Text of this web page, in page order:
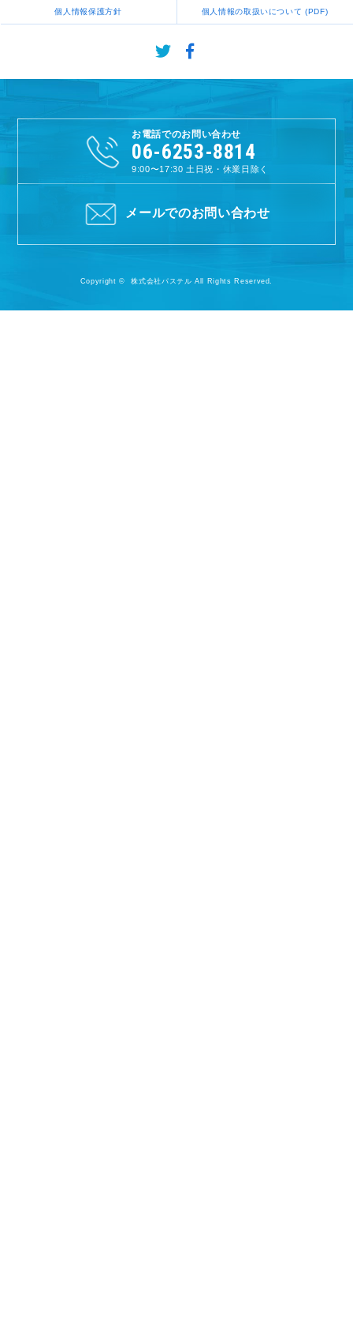
個人情報保護方針 個人情報の取扱いについて (PDF)
お電話でのお問い合わせ
06-6253-8814
9:00〜17:30 土日祝・休業日除く
メールでのお問い合わせ
Copyright © 株式会社パステル All Rights Reserved.